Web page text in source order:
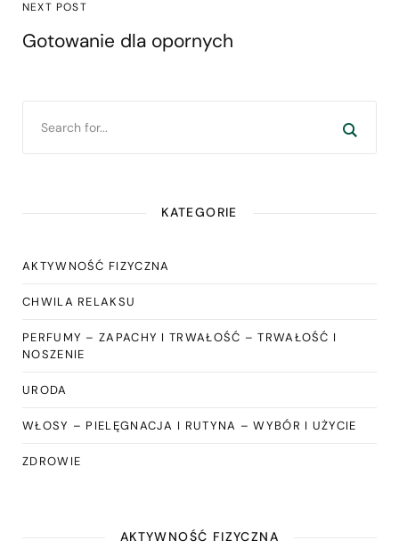
NEXT POST
Gotowanie dla opornych
KATEGORIE
AKTYWNOŚĆ FIZYCZNA
CHWILA RELAKSU
PERFUMY – ZAPACHY I TRWAŁOŚĆ – TRWAŁOŚĆ I
NOSZENIE
URODA
WŁOSY – PIELĘGNACJA I RUTYNA – WYBÓR I UŻYCIE
ZDROWIE
AKTYWNOŚĆ FIZYCZNA